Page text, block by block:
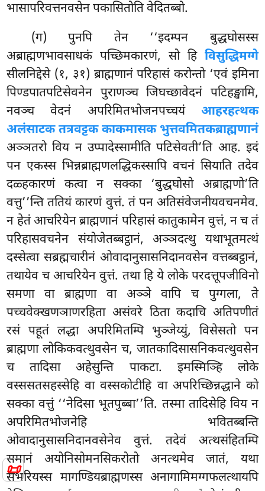
📜
भासापरिवत्तनवसेन पकासितोति वेदितब्बो.
(ग) पुनपि तेन ‘‘इदम्पन बुद्धघोसस्स
अब्राह्मणभावसाधकं पच्छिमकारणं, सो हि विसुद्धिमग्गे
सीलनिद्देसे (१, ३१) ब्राह्मणानं परिहासं करोन्तो ‘एवं इमिना
पिण्डपातपटिसेवनेन पुराणञ्च जिघच्छावेदनं पटिहङ्खामि,
नवञ्च वेदनं अपरिमितभोजनपच्चयं आहरहत्थक
अलंसाटक तत्रवट्टक काकमासक भुत्तवमितकब्राह्मणानं
अञ्ञतरोविय न उप्पादेस्सामीति पटिसेवती’ति आह. इदं
पन एकस्स भिन्नब्राह्मणलद्धिकस्सापि वचनं सियाति तदेव
दळ्हकारणं कत्वा न सक्का ‘बुद्धघोसो अब्राह्मणो’ति
वत्तु’’न्ति ततियं कारणं वुत्तं. तं पन अतिसंवेजनीयवचनमेव.
न हेतं आचरियेन ब्राह्मणानं परिहासं कातुकामेन वुत्तं, न च तं
परिहासवचनेन संयोजेतब्बट्ठानं, अञ्ञदत्थु यथाभूतमत्थं
दस्सेत्वा सब्रह्मचारीनं ओवादानुसासनिदानवसेन वत्तब्बट्ठानं,
तथायेव च आचरियेन वुत्तं. तथा हि ये लोके परदत्तूपजीविनो
समणा वा ब्राह्मणा वा अञ्ञे वापि च पुग्गला, ते
पच्चवेक्खणञाणरहिता असंवरे ठिता कदाचि अतिपणीतं
रसं पहूतं लद्धा अपरिमितम्पि भुञ्जेय्युं, विसेसतो पन
ब्राह्मणा लोकिकवत्थुवसेन च, जातकादिसासनिकवत्थुवसेन
च तादिसा अहेसुन्ति पाकटा. इमस्मिञ्हि लोके
वस्ससतसहस्सेहि वा वस्सकोटीहि वा अपरिच्छिन्नद्धाने को
सक्का वत्तुं ‘‘नेदिसा भूतपुब्बा’’ति. तस्मा तादिसेहि विय न
अपरिमितभोजनेहि भवितब्बन्ति
ओवादानुसासनिदानवसेनेव वुत्तं. तदेवं अत्थसंहितम्पि
समानं अयोनिसोमनसिकरोतो अनत्थमेव जातं, यथा
सभरियस्स मागण्डियब्राह्मणस्स अनागामिमग्गफलत्थायपि